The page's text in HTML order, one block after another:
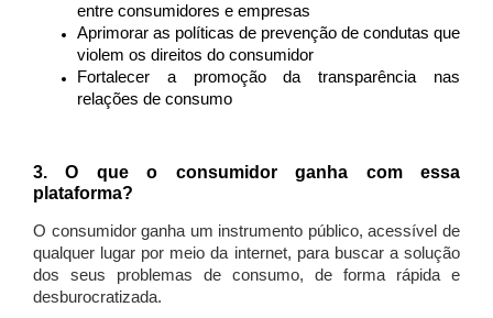
entre consumidores e empresas
Aprimorar as políticas de prevenção de condutas que
violem os direitos do consumidor
Fortalecer a promoção da transparência nas
relações de consumo
3. O que o consumidor ganha com essa
plataforma?
O consumidor ganha um instrumento público, acessível de
qualquer lugar por meio da internet, para buscar a solução
dos seus problemas de consumo, de forma rápida e
desburocratizada.